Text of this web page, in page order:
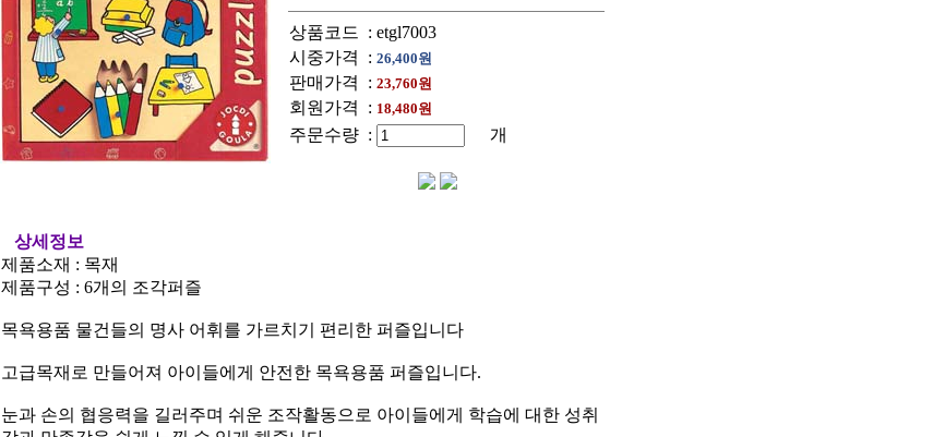
상품코드
: etgl7003
시중가격
: 26,400원
판매가격 : 23,760원
회원가격 : 18,480원
주문수량 : 개
상세정보
제품소재 : 목재
제품구성 : 6개의 조각퍼즐
목욕용품 물건들의 명사 어휘를 가르치기 편리한 퍼즐입니다
고급목재로 만들어져 아이들에게 안전한 목욕용품 퍼즐입니다.
눈과 손의 협응력을 길러주며 쉬운 조작활동으로 아이들에게 학습에 대한 성취